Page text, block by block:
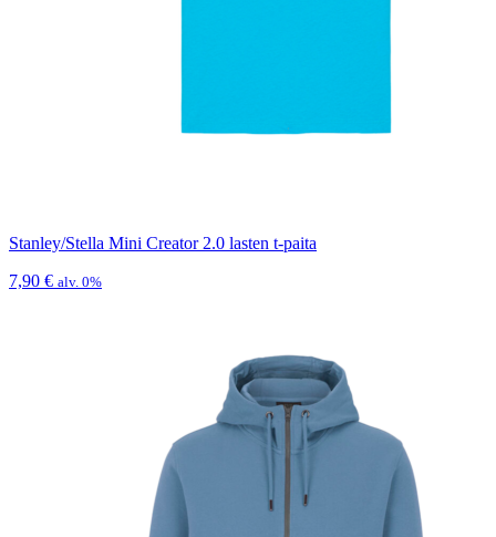
Stanley/Stella Mini Creator 2.0 lasten t-paita
7,90 € alv. 0%